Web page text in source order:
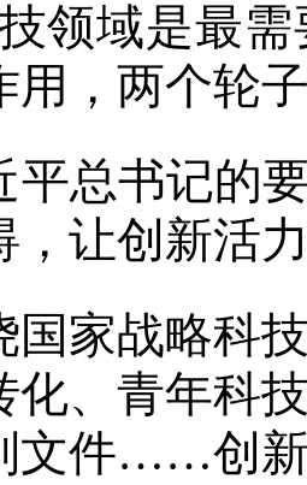
域是最需
用，两个轮
书记的要
，让创新活
战略科技
化、青年科
文件……创新